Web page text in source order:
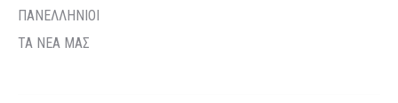
ΠΑΝΕΛΛΗΝΙΟΙ
ΤΑ ΝΕΑ ΜΑΣ